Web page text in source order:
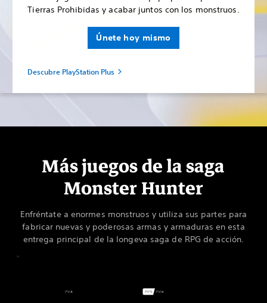
Tierras Prohibidas y acabar juntos con los monstruos.
Únete hoy mismo
Descubre PlayStation Plus
Más juegos de la saga
Monster Hunter
Enfréntate a enormes monstruos y utiliza sus partes para
fabricar nuevas y poderosas armas y armaduras en esta
entrega principal de la longeva saga de RPG de acción.